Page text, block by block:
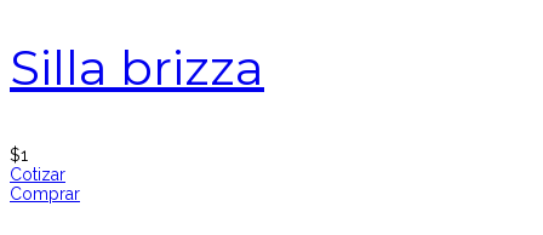
Silla brizza
$1
Cotizar
Comprar